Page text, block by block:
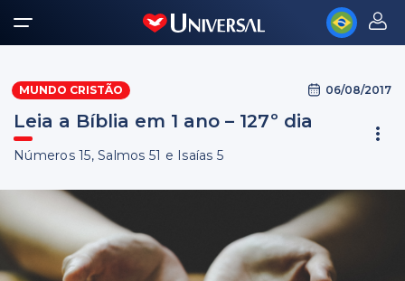
MUNDO CRISTÃO 06/08/2017
Leia a Bíblia em 1 ano – 127º dia
Números 15, Salmos 51 e Isaías 5